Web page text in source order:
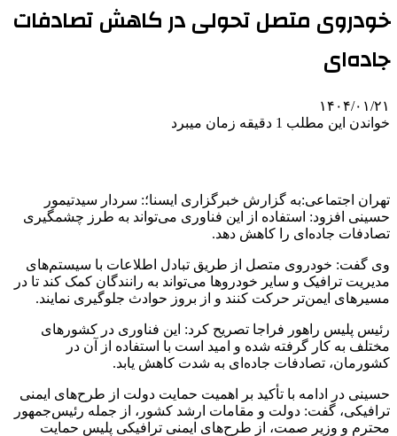
خودروی متصل تحولی در کاهش تصادفات
جاده‌ای
۱۴۰۴/۰۱/۲۱
خواندن این مطلب 1 دقیقه زمان میبرد
تهران اجتماعی:به گزارش خبرگزاری ایسنا؛: سردار سیدتیمور
حسینی افزود: استفاده از این فناوری می‌تواند به طرز چشمگیری
تصادفات جاده‌ای را کاهش دهد.
وی گفت: خودروی متصل از طریق تبادل اطلاعات با سیستم‌های
مدیریت ترافیک و سایر خودروها می‌تواند به رانندگان کمک کند تا در
مسیرهای ایمن‌تر حرکت کنند و از بروز حوادث جلوگیری نمایند.
رئیس پلیس راهور فراجا تصریح کرد: این فناوری در کشورهای
مختلف به کار گرفته شده و امید است با استفاده از آن در
کشورمان، تصادفات جاده‌ای به شدت کاهش یابد.
حسینی در ادامه با تأکید بر اهمیت حمایت دولت از طرح‌های ایمنی
ترافیکی، گفت: دولت و مقامات ارشد کشور، از جمله رئیس‌جمهور
محترم و وزیر صمت، از طرح‌های ایمنی ترافیکی پلیس حمایت